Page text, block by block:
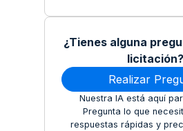
¿Tienes alguna
licitación?
Realizar
Nuestra IA está aquí
Pregunta lo que
respuestas rápidas y